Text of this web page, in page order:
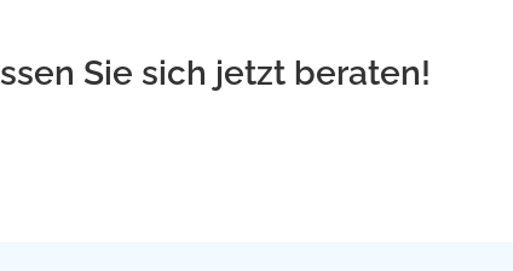
Sie sich jetzt beraten!